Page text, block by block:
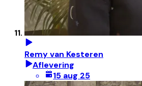
Remy van Kesteren
Aflevering
15 aug 25